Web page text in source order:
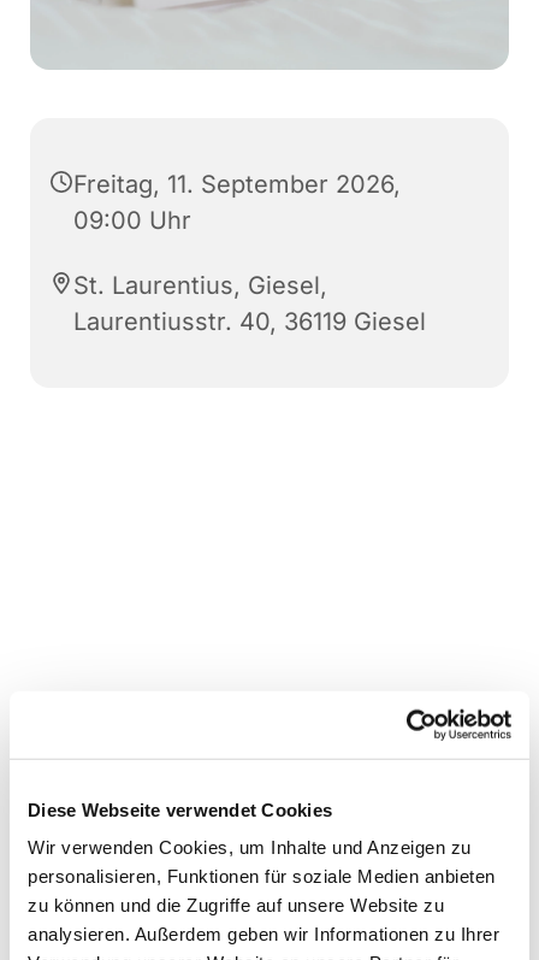
Diese Webseite verwendet Cookies
Wir verwenden Cookies, um Inhalte und Anzeigen zu
personalisieren, Funktionen für soziale Medien anbieten
zu können und die Zugriffe auf unsere Website zu
analysieren. Außerdem geben wir Informationen zu Ihrer
Freitag, 11. September 2026,
09:00 Uhr
St. Laurentius, Giesel,
Laurentiusstr. 40, 36119 Giesel
Dies könnte Sie auch